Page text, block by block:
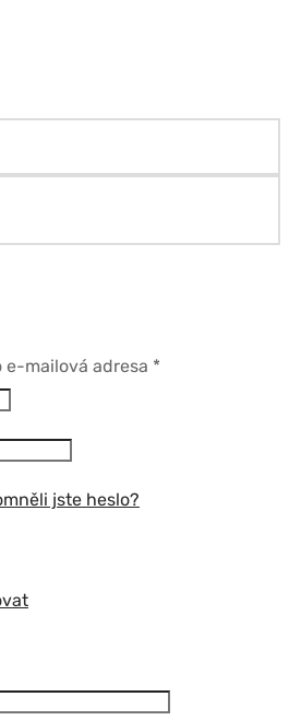
e-mailová adresa *Povinné
jste heslo?